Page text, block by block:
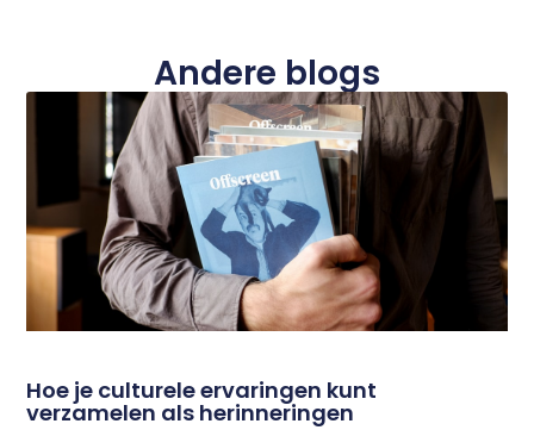
Andere blogs
Hoe je culturele ervaringen kunt
verzamelen als herinneringen